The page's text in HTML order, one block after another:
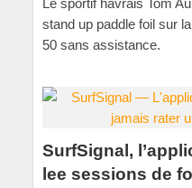
stand up paddle foil sur
50 sans assistance.
SurfSignal,
lee sessions de